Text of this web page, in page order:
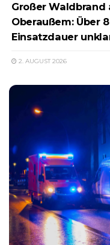
Großer Waldbrand
Oberaußem: Über
Einsatzdauer
2. AUGUST 2026